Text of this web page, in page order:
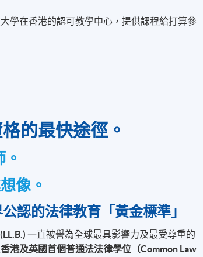
學在香港的認可教學中心，提供課程給打算參
的最快途徑。
像。
認的法律教育「黃金標準」
一直被譽為全球最具影響力及最受尊重的
香港及英國首個普通法法律學位（Common Law